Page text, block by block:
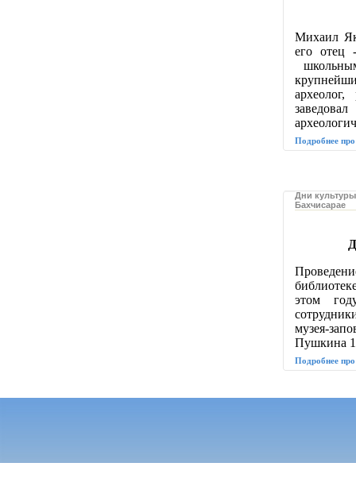
Михаил
его
Подробнее
Дни
Бахчисарае
этом
музея-
Пушкина
Подробнее